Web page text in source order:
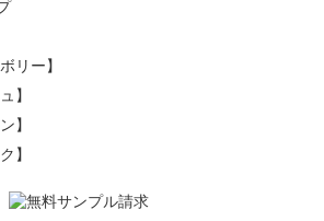
リー】
】
】
】